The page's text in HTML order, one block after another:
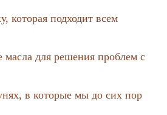
которая подходит всем
для решения проблем с
в которые мы до сих пор